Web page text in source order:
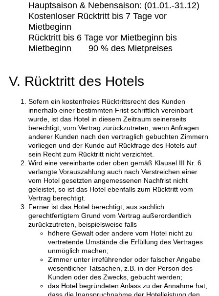
Hauptsaison & Nebensaison: (01.01.-31.12)
Kostenloser Rücktritt bis 7 Tage vor
Mietbeginn
Rücktritt bis 6 Tage vor Mietbeginn bis
Mietbeginn 90 % des Mietpreises
V. Rücktritt des Hotels
Sofern ein kostenfreies Rücktrittsrecht des Kunden
innerhalb einer bestimmten Frist schriftlich vereinbart
wurde, ist das Hotel in diesem Zeitraum seinerseits
berechtigt, vom Vertrag zurückzutreten, wenn Anfragen
anderer Kunden nach den vertraglich gebuchten Zimmern
vorliegen und der Kunde auf Rückfrage des Hotels auf
sein Recht zum Rücktritt nicht verzichtet.
Wird eine vereinbarte oder oben gemäß Klausel III Nr. 6
verlangte Vorauszahlung auch nach Verstreichen einer
vom Hotel gesetzten angemessenen Nachfrist nicht
geleistet, so ist das Hotel ebenfalls zum Rücktritt vom
Vertrag berechtigt.
Ferner ist das Hotel berechtigt, aus sachlich
gerechtfertigtem Grund vom Vertrag außerordentlich
zurückzutreten, beispielsweise falls
höhere Gewalt oder andere vom Hotel nicht zu
vertretende Umstände die Erfüllung des Vertrages
unmöglich machen;
Zimmer unter irreführender oder falscher Angabe
wesentlicher Tatsachen, z.B. in der Person des
Kunden oder des Zwecks, gebucht werden;
das Hotel begründeten Anlass zu der Annahme hat,
dass die Inanspruchnahme der Hotelleistung den